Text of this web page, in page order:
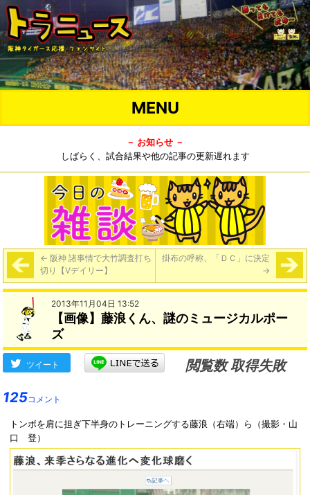
MENU
－ お知らせ －
しばらく、試合結果や他の記事の更新遅れます
← 阪神 諸事情で大竹調査打ち
切り【Vデイリー】
掛布の呼称、「ＤＣ」に決定
→
2013年11月04日 13:52
【画像】藤浪くん、謎のミュージカルポー
ズ
ツイート
閲覧数 取得失敗
125コメント
トンボを肩に担ぎ下半身のトレーニングする藤浪（右端）ら（撮影・山
口 登）